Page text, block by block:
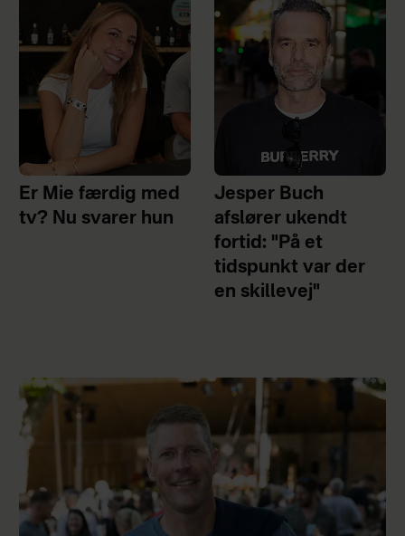
Er Mie færdig med
tv? Nu svarer hun
Jesper Buch
afslører ukendt
fortid: "På et
tidspunkt var der
en skillevej"